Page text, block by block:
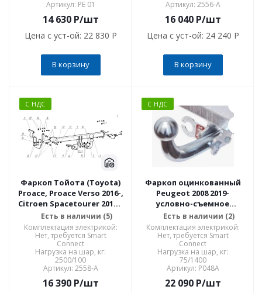
Артикул: PE 01
14 630P/шт
Цена с уст-ой: 22 830 P
В корзину
Артикул: 2556-A
16 040P/шт
Цена с уст-ой: 24 240 P
В корзину
С НДС
Фаркоп Тойота (Toyota)
Proace, Proace Verso 2016-,
Citroen Spacetourer 2016-,
Peugeot Traveller 2016-,
Citroen Jumpy 2016-,
Peugeot Expert 2016- 2558-
A
Есть в наличии (5)
Комплектация электрикой:
Нет, требуется Smart
Connect
Нагрузка на шар, кг:
2500/100
Артикул: 2558-A
16 390P/шт
С НДС
Фаркоп оцинкованный
Peugeot 2008 2019-
условно-съемное
крепление шара P048A
Есть в наличии (2)
Комплектация электрикой:
Нет, требуется Smart
Connect
Нагрузка на шар, кг:
75/1400
Артикул: P048A
22 090P/шт